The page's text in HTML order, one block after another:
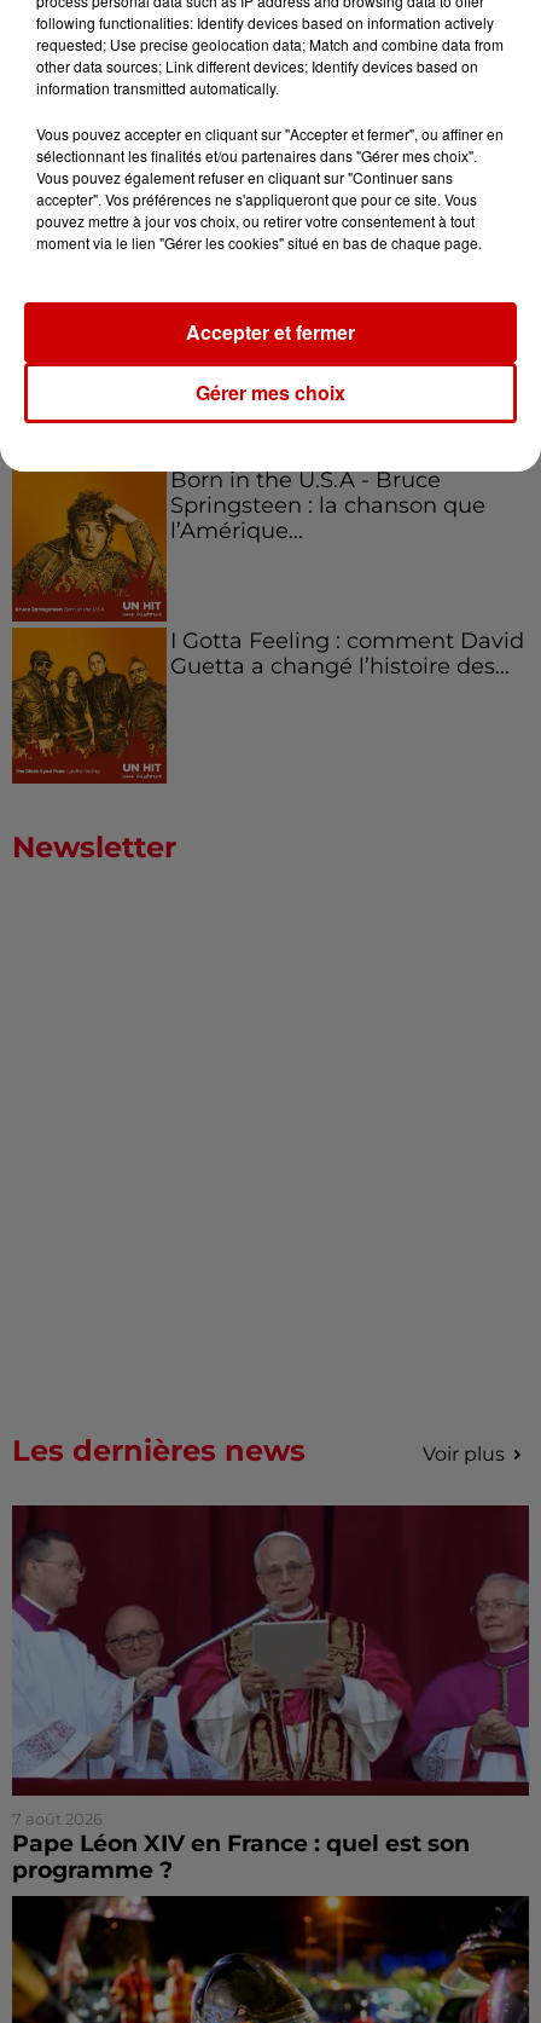
Podcasts
Kelly Massol, figure
emblématique de
l'entrepreneuriat féminin
Canada et accueillir les bleus à
Boston,...
Born in the U.S.A - Bruce
Springsteen : la chanson que
l’Amérique...
I Gotta Feeling : comment David
Guetta a changé l’histoire des...
Newsletter
Les dernières news Voir plus
7 août 2026
Pape Léon XIV en France : quel est son
programme ?
following functionalities: Identify devices based on information actively
requested; Use precise geolocation data; Match and combine data from
other data sources; Link different devices; Identify devices based on
information transmitted automatically.
Vous pouvez accepter en cliquant sur "Accepter et fermer", ou affiner en
sélectionnant les finalités et/ou partenaires dans "Gérer mes choix".
Vous pouvez également refuser en cliquant sur "Continuer sans
accepter". Vos préférences ne s'appliqueront que pour ce site. Vous
pouvez mettre à jour vos choix, ou retirer votre consentement à tout
moment via le lien "Gérer les cookies" situé en bas de chaque page.
Gérer mes choix
Accepter et fermer